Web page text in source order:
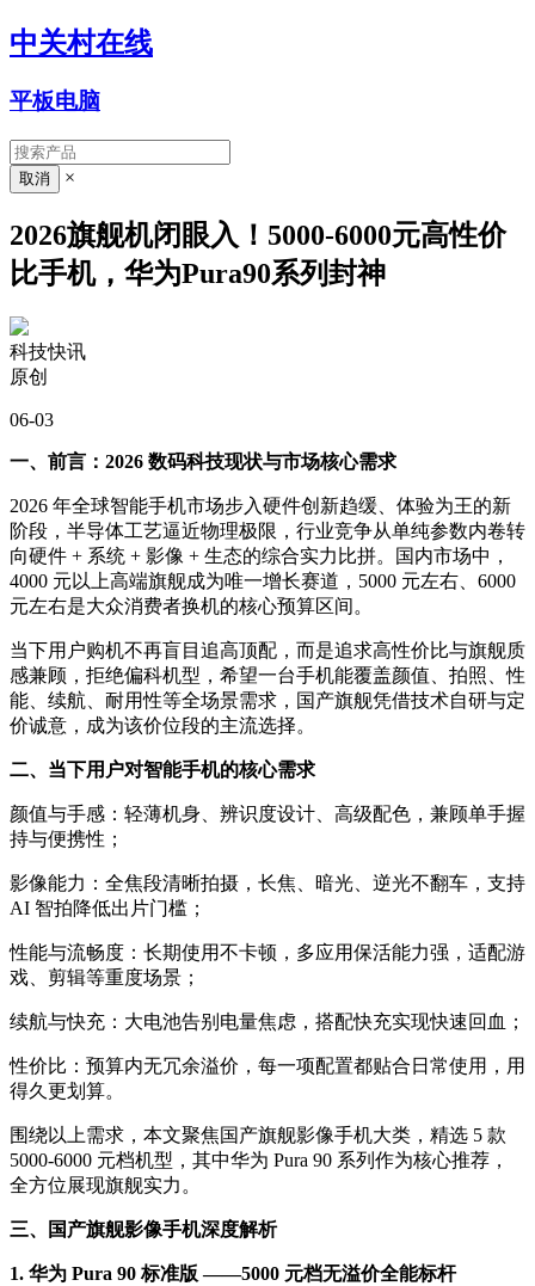
中关村在线
平板电脑
×
2026旗舰机闭眼入！5000-6000元高性价
比手机，华为Pura90系列封神
科技快讯
原创
06-03
一、前言：2026 数码科技现状与市场核心需求
2026 年全球智能手机市场步入硬件创新趋缓、体验为王的新
阶段，半导体工艺逼近物理极限，行业竞争从单纯参数内卷转
向硬件 + 系统 + 影像 + 生态的综合实力比拼。国内市场中，
4000 元以上高端旗舰成为唯一增长赛道，5000 元左右、6000
元左右是大众消费者换机的核心预算区间。
当下用户购机不再盲目追高顶配，而是追求高性价比与旗舰质
感兼顾，拒绝偏科机型，希望一台手机能覆盖颜值、拍照、性
能、续航、耐用性等全场景需求，国产旗舰凭借技术自研与定
价诚意，成为该价位段的主流选择。
二、当下用户对智能手机的核心需求
颜值与手感：轻薄机身、辨识度设计、高级配色，兼顾单手握
持与便携性；
影像能力：全焦段清晰拍摄，长焦、暗光、逆光不翻车，支持
AI 智拍降低出片门槛；
性能与流畅度：长期使用不卡顿，多应用保活能力强，适配游
戏、剪辑等重度场景；
续航与快充：大电池告别电量焦虑，搭配快充实现快速回血；
性价比：预算内无冗余溢价，每一项配置都贴合日常使用，用
得久更划算。
围绕以上需求，本文聚焦国产旗舰影像手机大类，精选 5 款
5000-6000 元档机型，其中华为 Pura 90 系列作为核心推荐，
全方位展现旗舰实力。
三、国产旗舰影像手机深度解析
1. 华为 Pura 90 标准版 ——5000 元档无溢价全能标杆